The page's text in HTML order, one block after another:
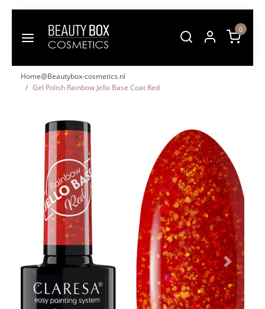
0
Home@Beautybox-cosmetics.nl
Gel Polish Rainbow Jello Base Coat Red
Vorige Volgende